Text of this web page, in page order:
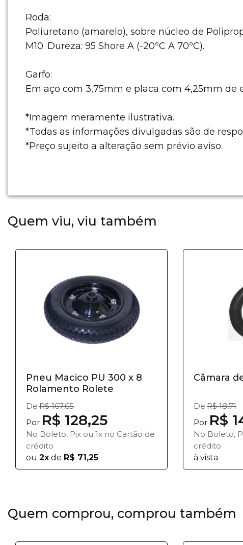
Roda:
Poliuretano (amarelo), sobre núcleo de
M10. Dureza: 95 Shore A (-20ºC A 70ºC).
Garfo:
Em aço com 3,75mm e placa com 4,25mm de
*Imagem meramente ilustrativa.
*Todas as informações divulgadas são de
*Preço sujeito a alteração sem prévio aviso.
Quem viu, viu também
Pneu Macico PU 300 x 8
Rolamento Rolete
De R$ 167,65
Por R$ 128,25
No Boleto, Pix ou 1x no Cartão de
crédito
ou 2x de R$ 71,25
Câmara
De R$ 18,71
Por R$
No Boleto,
crédito
à vista
Quem comprou, comprou também